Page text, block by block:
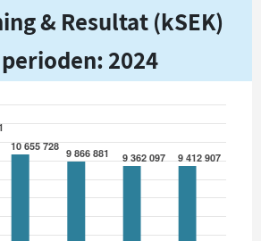
& Resultat (kSEK)
perioden: 2024